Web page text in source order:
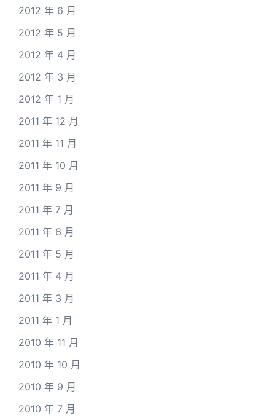
2012 年 6 月
2012 年 5 月
2012 年 4 月
2012 年 3 月
2012 年 1 月
2011 年 12 月
2011 年 11 月
2011 年 10 月
2011 年 9 月
2011 年 7 月
2011 年 6 月
2011 年 5 月
2011 年 4 月
2011 年 3 月
2011 年 1 月
2010 年 11 月
2010 年 10 月
2010 年 9 月
2010 年 7 月